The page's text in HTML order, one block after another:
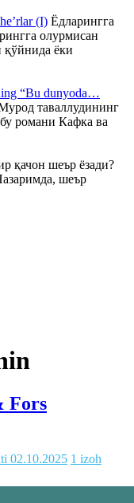
(I) Ёдларингга
олурмисан
ёки
“Bu dunyoda…
таваллудининг
романи Кафка ва
шеър ёзади?
шеър
Fors
02.10.2025 1 izoh